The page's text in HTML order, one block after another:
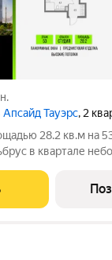
Тауэрс, 2
28.2 кв.м на
в квартале
сад. Номер